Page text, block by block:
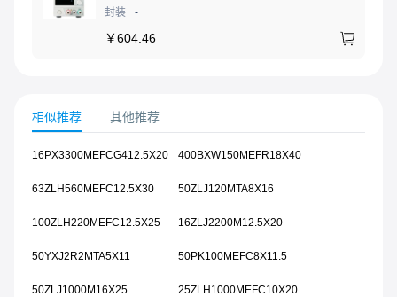
封装
-
￥604.46
相似推荐 其他推荐
16PX3300MEFCG412.5X20 400BXW150MEFR18X40
63ZLH560MEFC12.5X30 50ZLJ120MTA8X16
100ZLH220MEFC12.5X25 16ZLJ2200M12.5X20
50YXJ2R2MTA5X11 50PK100MEFC8X11.5
50ZLJ1000M16X25 25ZLH1000MEFC10X20